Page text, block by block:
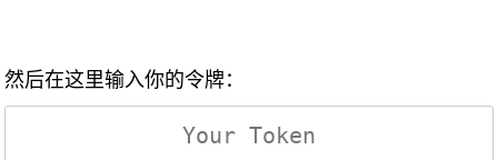
然后在这里输入你的令牌：